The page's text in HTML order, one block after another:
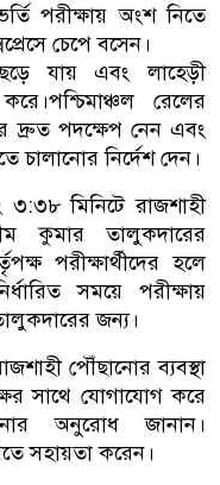
পরীক্ষায় অংশ নিতে
চেপে বসেন।
যায় এবং লাহেড়ী
রেলের
দ্রুত পদক্ষেপ নেন এবং
চালানোর নির্দেশ দেন।
৩:৩৮ মিনিটে রাজশাহী
কুমার তালুকদারের
পরীক্ষার্থীদের হলে
সময়ে পরীক্ষায়
জন্য।
পৌঁছানোর ব্যবস্থা
সাথে যোগাযোগ করে
অনুরোধ জানান।
সহায়তা করেন।